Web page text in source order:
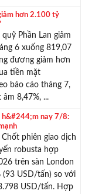
hơn 2.100 tỷ
Phần Lan giảm
6 xuống 819,07
đương giảm hơn
tiền mặt
báo cáo tháng 7,
âm 8,47%, ...
nay 7/8:
phiên giao dịch
robusta hợp
trên sàn London
(93 USD/tấn) so với
USD/tấn. Hợp